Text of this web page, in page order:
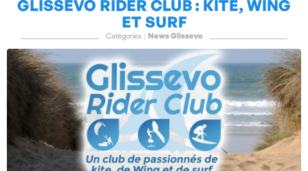
GLISSEVO RIDER CLUB : KITE, WING
ET SURF
Catégories : News Glissevo